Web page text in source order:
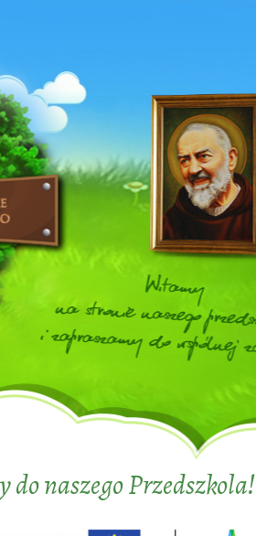
do naszego Przedszkola!